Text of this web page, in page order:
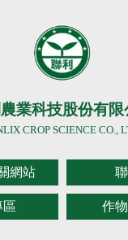
業科技股份有限
CROP SCIENCE CO.,
網站
區 作